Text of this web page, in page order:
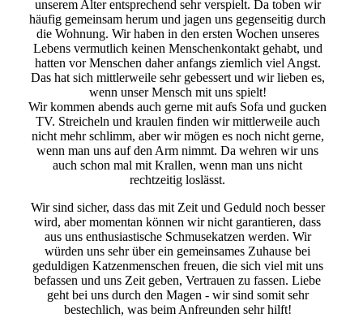
unserem Alter entsprechend sehr verspielt. Da toben wir
häufig gemeinsam herum und jagen uns gegenseitig durch
die Wohnung. Wir haben in den ersten Wochen unseres
Lebens vermutlich keinen Menschenkontakt gehabt, und
hatten vor Menschen daher anfangs ziemlich viel Angst.
Das hat sich mittlerweile sehr gebessert und wir lieben es,
wenn unser Mensch mit uns spielt!
Wir kommen abends auch gerne mit aufs Sofa und gucken
TV. Streicheln und kraulen finden wir mittlerweile auch
nicht mehr schlimm, aber wir mögen es noch nicht gerne,
wenn man uns auf den Arm nimmt. Da wehren wir uns
auch schon mal mit Krallen, wenn man uns nicht
rechtzeitig loslässt.
Wir sind sicher, dass das mit Zeit und Geduld noch besser
wird, aber momentan können wir nicht garantieren, dass
aus uns enthusiastische Schmusekatzen werden. Wir
würden uns sehr über ein gemeinsames Zuhause bei
geduldigen Katzenmenschen freuen, die sich viel mit uns
befassen und uns Zeit geben, Vertrauen zu fassen. Liebe
geht bei uns durch den Magen - wir sind somit sehr
bestechlich, was beim Anfreunden sehr hilft!